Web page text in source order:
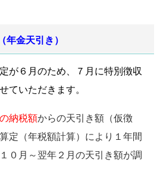
年金天引き）
が６月のため、
７月に特別徴収
ていただきます。
納税額からの天引き額（仮徴
定（年税額計算）により１年間
０月～翌年２月の天引き額が調